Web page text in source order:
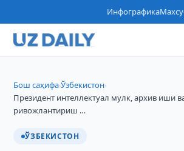
Инфографика
Бош саҳифа›Ўзбекистон›
Президент интеллектуал мулк, архив иши
ривожлантириш …
ЎЗБЕКИСТОН